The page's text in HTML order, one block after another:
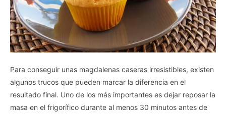
Para conseguir unas magdalenas caseras irresistibles, existen
algunos trucos que pueden marcar la diferencia en el
resultado final. Uno de los más importantes es dejar reposar la
masa en el frigorífico durante al menos 30 minutos antes de